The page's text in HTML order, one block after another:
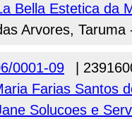
Bella Estetica da
Arvores, Taruma
0001-09
|
Farias Santos
Solucoes e